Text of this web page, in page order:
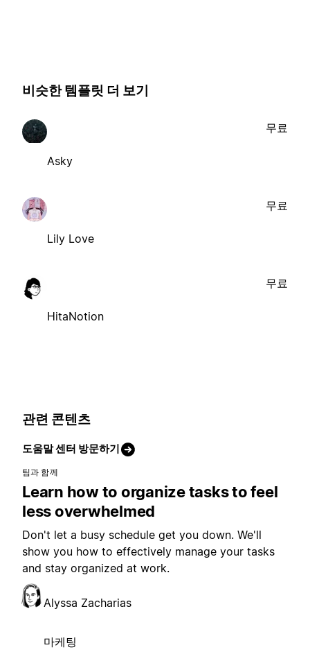
비슷한 템플릿 더 보기
Asky
무료
Lily Love
무료
HitaNotion
무료
관련 콘텐츠
도움말 센터 방문하기
팀과 함께
Learn how to organize tasks to feel
less overwhelmed
Don't let a busy schedule get you down. We'll
show you how to effectively manage your tasks
and stay organized at work.
Alyssa Zacharias
마케팅